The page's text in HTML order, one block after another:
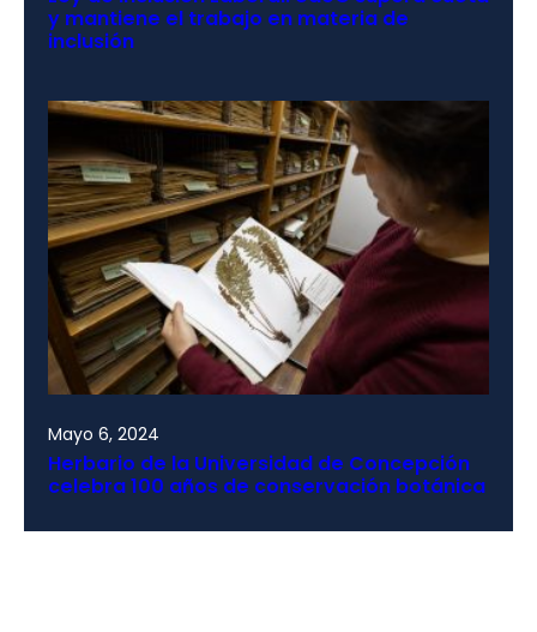
y mantiene el trabajo en materia de
inclusión
Mayo 6, 2024
Herbario de la Universidad de Concepción
celebra 100 años de conservación botánica